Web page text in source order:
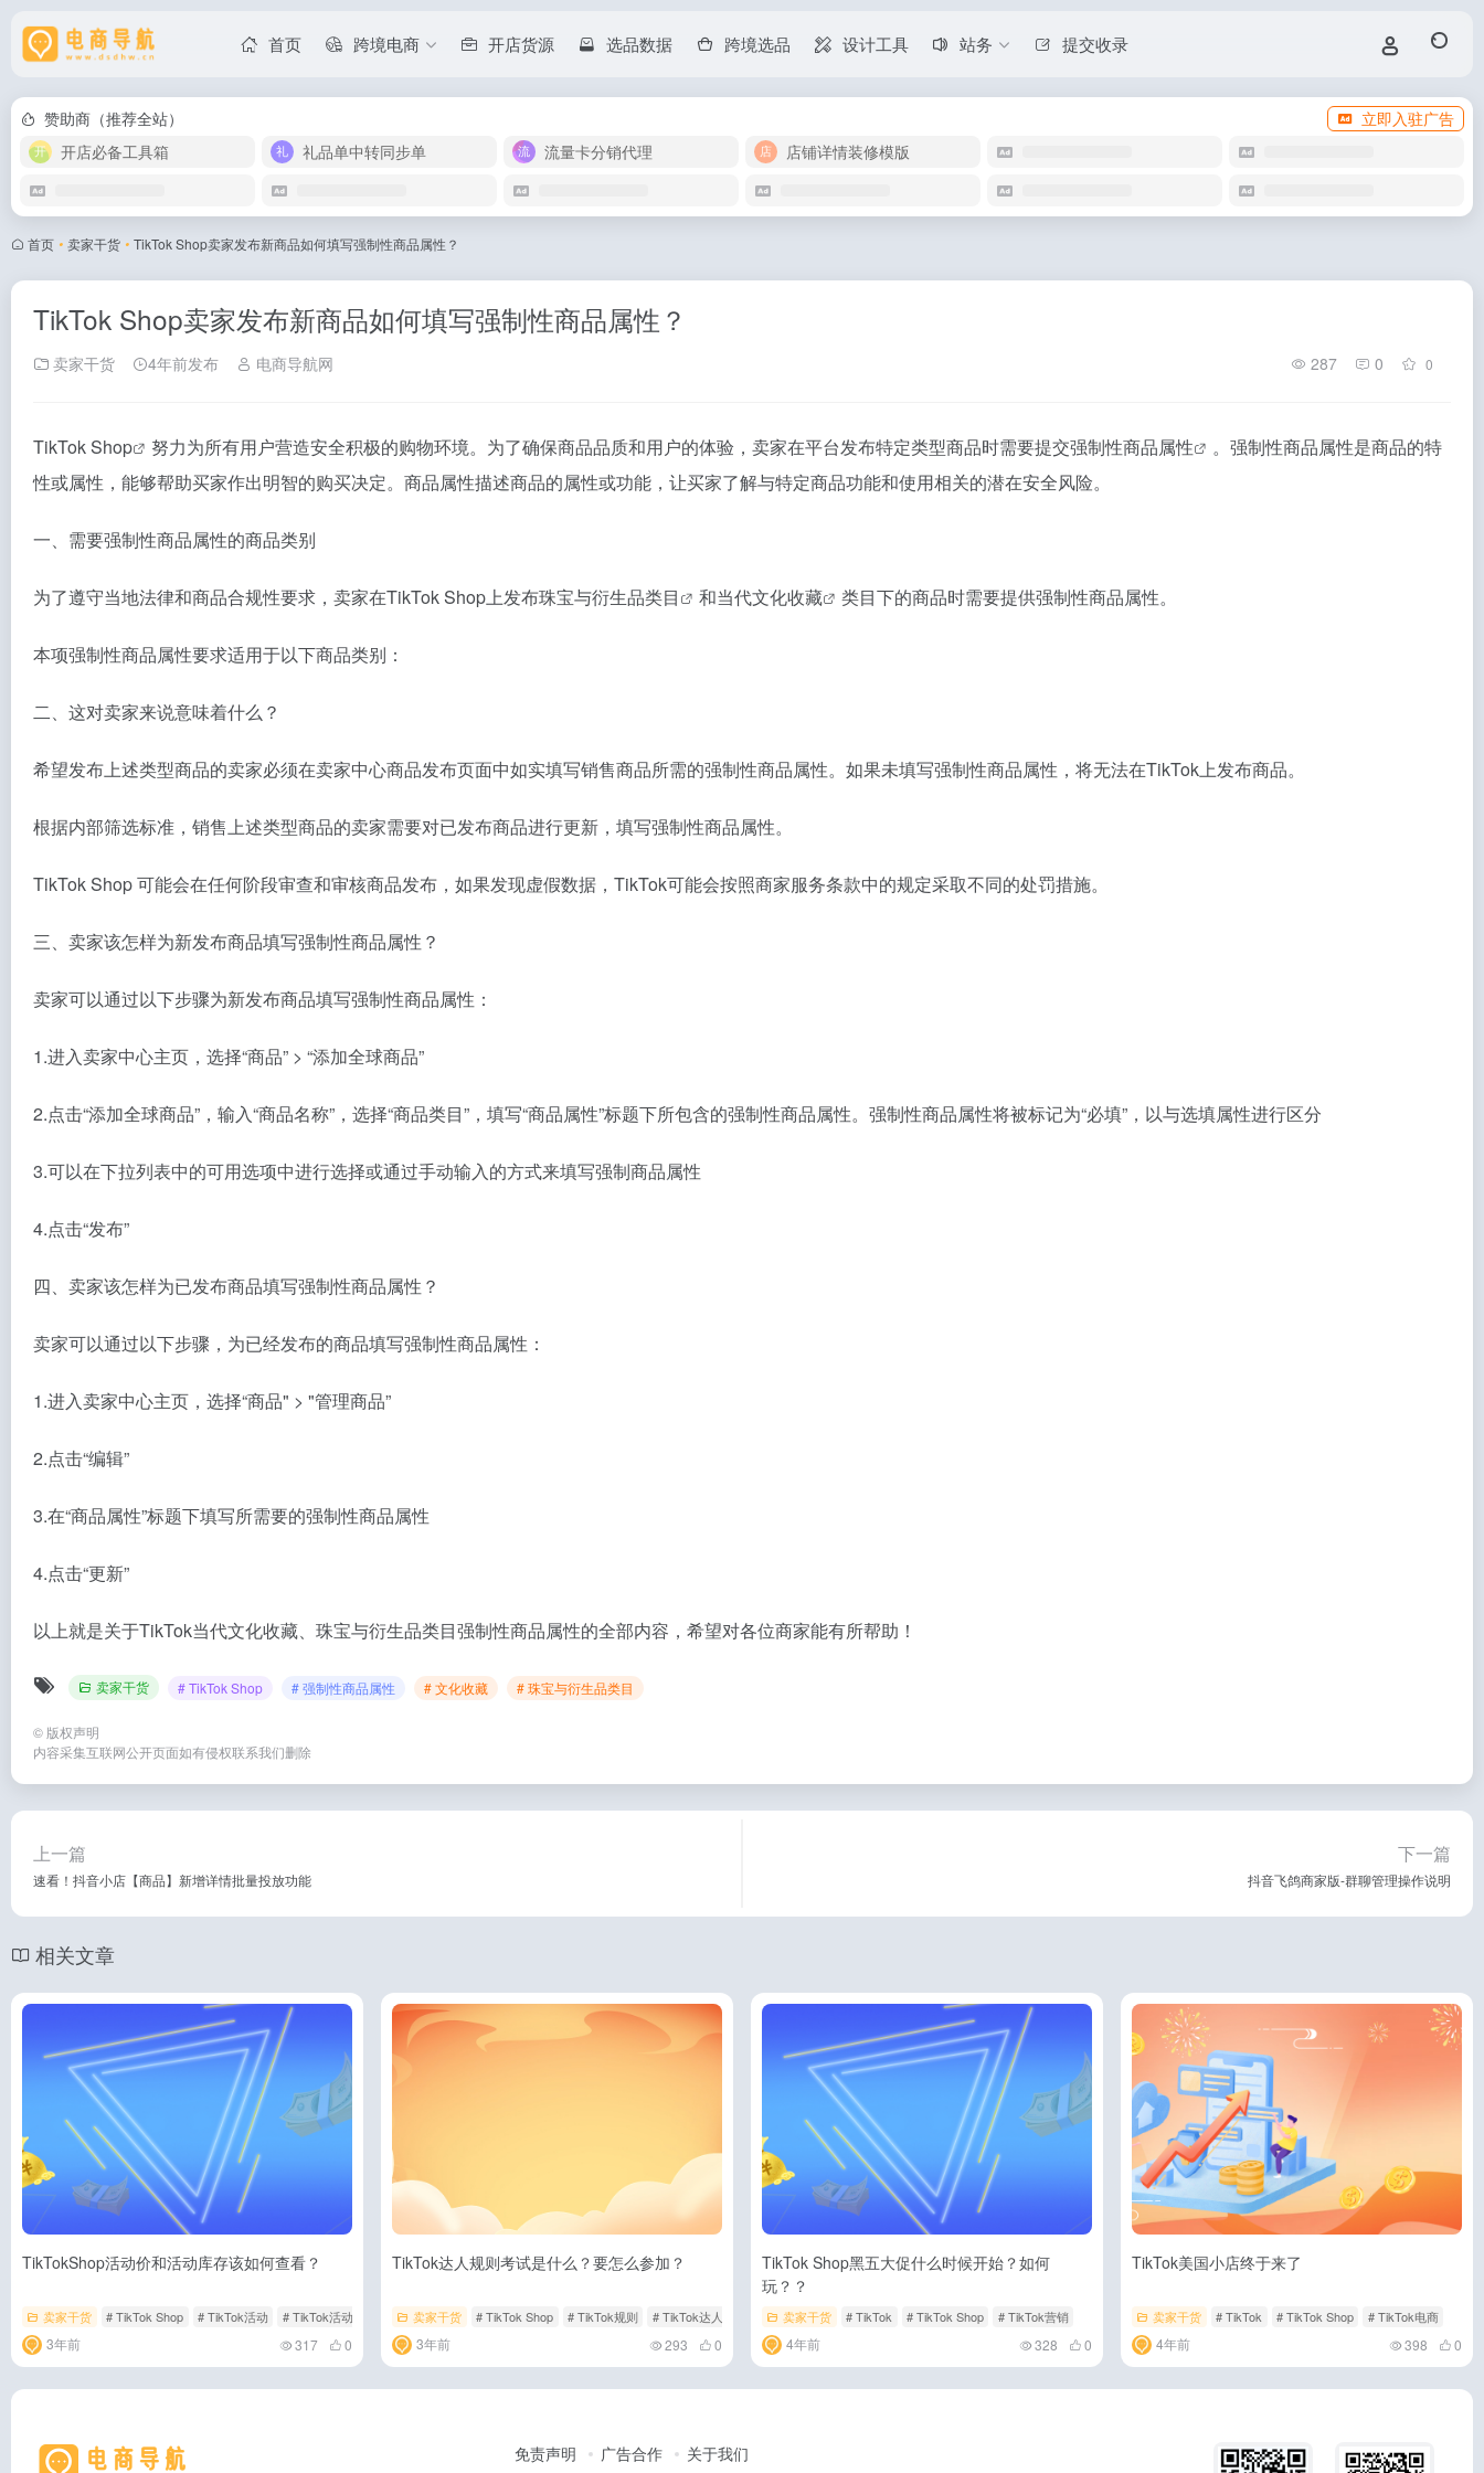
首页 跨境电商 开店货源 选品数据 跨境选品 设计工具 站务 提交收录
赞助商（推荐全站）
立即入驻广告
开店必备工具箱
礼品单中转同步单 流量卡分销代理 店铺详情装修模版
首页 • 卖家干货 • TikTok Shop卖家发布新商品如何填写强制性商品属性？
TikTok Shop卖家发布新商品如何填写强制性商品属性？
卖家干货 4年前发布 电商导航网 287 0 0
TikTok Shop 努力为所有用户营造安全积极的购物环境。为了确保商品品质和用户的体验，卖家在平台发布特定类型商品时需要提交强制性商品属性
。强制性商品属性是商品的特
性或属性，能够帮助买家作出明智的购买决定。商品属性描述商品的属性或功能，让买家了解与特定商品功能和使用相关的潜在安全风险。
一、需要强制性商品属性的商品类别
为了遵守当地法律和商品合规性要求，卖家在TikTok Shop上发布珠宝与衍生品类目 和当代文化收藏 类目下的商品时需要提供强制性商品属性。
本项强制性商品属性要求适用于以下商品类别：
二、这对卖家来说意味着什么？
希望发布上述类型商品的卖家必须在卖家中心商品发布页面中如实填写销售商品所需的强制性商品属性。如果未填写强制性商品属性，将无法在TikTok上发布商品。
根据内部筛选标准，销售上述类型商品的卖家需要对已发布商品进行更新，填写强制性商品属性。
TikTok Shop 可能会在任何阶段审查和审核商品发布，如果发现虚假数据，TikTok可能会按照商家服务条款中的规定采取不同的处罚措施。
三、卖家该怎样为新发布商品填写强制性商品属性？
卖家可以通过以下步骤为新发布商品填写强制性商品属性：
1.进入卖家中心主页，选择“商品” > “添加全球商品”
2.点击“添加全球商品”，输入“商品名称”，选择“商品类目”，填写“商品属性”标题下所包含的强制性商品属性。强制性商品属性将被标记为“必填”，以与选填属性进行区分
3.可以在下拉列表中的可用选项中进行选择或通过手动输入的方式来填写强制商品属性
4.点击“发布”
四、卖家该怎样为已发布商品填写强制性商品属性？
卖家可以通过以下步骤，为已经发布的商品填写强制性商品属性：
1.进入卖家中心主页，选择“商品" > "管理商品”
2.点击“编辑”
3.在“商品属性”标题下填写所需要的强制性商品属性
4.点击“更新”
以上就是关于TikTok当代文化收藏、珠宝与衍生品类目强制性商品属性的全部内容，希望对各位商家能有所帮助！
卖家干货 # TikTok Shop # 强制性商品属性 # 文化收藏 # 珠宝与衍生品类目
© 版权声明
内容采集互联网公开页面如有侵权联系我们删除
上一篇
速看！抖音小店【商品】新增详情批量投放功能
下一篇
抖音飞鸽商家版-群聊管理操作说明
相关文章
TikTokShop活动价和活动库存该如何查看？
卖家干货 # TikTok Shop # TikTok活动 # TikTok活动价
3年前 317 0
TikTok达人规则考试是什么？要怎么参加？
卖家干货 # TikTok Shop # TikTok规则 # TikTok达人规则考试
3年前 293 0
TikTok Shop黑五大促什么时候开始？如何
玩？？
卖家干货 # TikTok # TikTok Shop # TikTok营销
4年前 328 0
TikTok美国小店终于来了
卖家干货 # TikTok # TikTok Shop # TikTok电商
4年前 398 0
免责声明 广告合作 关于我们